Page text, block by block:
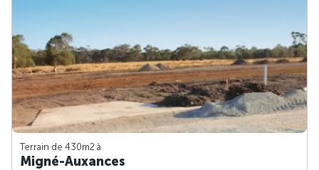
Terrain de 430m2 à
Migné-Auxances